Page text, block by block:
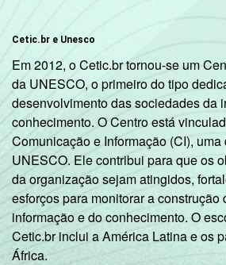
Cetic.br e Unesco
Em 2012, o Cetic.br tornou-se um
da UNESCO, o primeiro do tipo
desenvolvimento das sociedades da
conhecimento. O Centro está
Comunicação e Informação (CI),
UNESCO. Ele contribui para que os
da organização sejam atingidos,
esforços para monitorar a construção
informação e do conhecimento. O
Cetic.br inclui a América Latina e os
África.